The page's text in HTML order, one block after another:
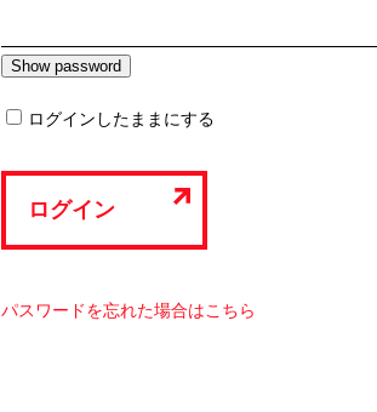
ログインしたままにする
ログイン
パスワードを忘れた場合はこちら